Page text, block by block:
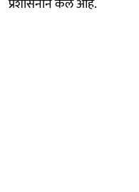
प्रशासनाने केले आहे.